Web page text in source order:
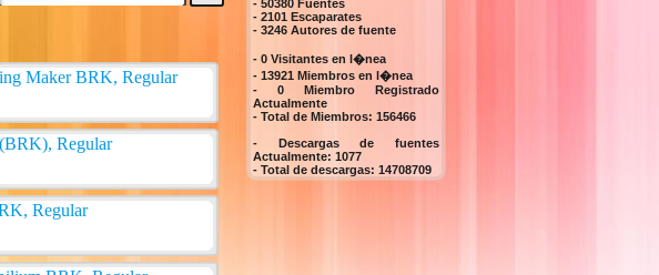
- 50380 Fuentes
- 2101 Escaparates
- 3246 Autores de fuente
- 0 Visitantes en l�nea
- 13921 Miembros en l�nea
- 0 Miembro Registrado
Actualmente
- Total de Miembros: 156466
- Descargas de fuentes
Actualmente: 1077
- Total de descargas: 14708709